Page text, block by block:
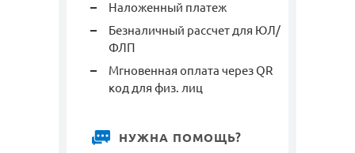
Наложенный платеж
Безналичный рассчет для ЮЛ/
ФЛП
Мгновенная оплата через QR
код для физ. лиц
НУЖНА ПОМОЩЬ?